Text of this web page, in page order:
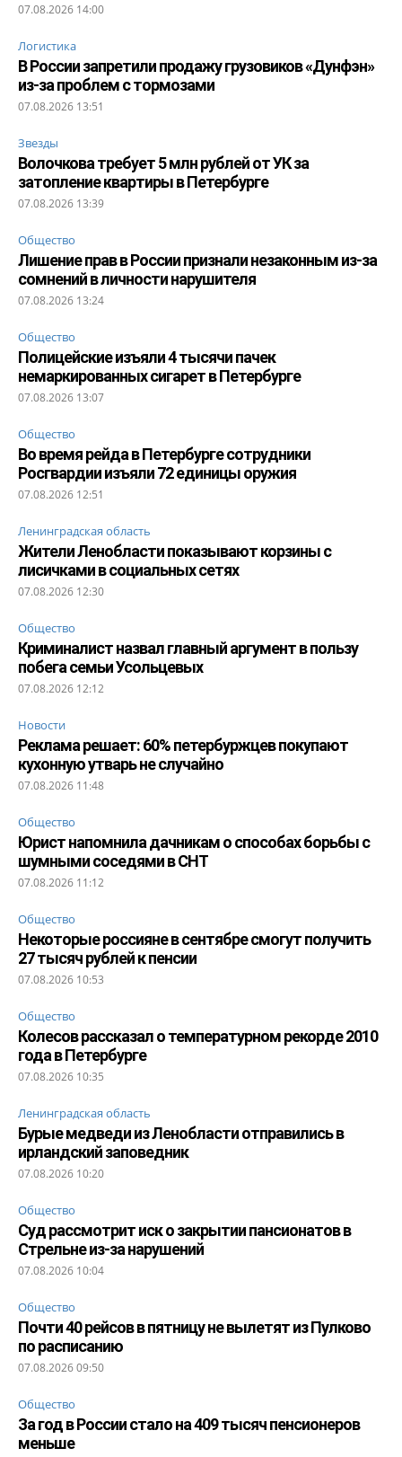
07.08.2026 14:00
Логистика
В России запретили продажу грузовиков «Дунфэн»
из-за проблем с тормозами
07.08.2026 13:51
Звезды
Волочкова требует 5 млн рублей от УК за
затопление квартиры в Петербурге
07.08.2026 13:39
Общество
Лишение прав в России признали незаконным из-за
сомнений в личности нарушителя
07.08.2026 13:24
Общество
Полицейские изъяли 4 тысячи пачек
немаркированных сигарет в Петербурге
07.08.2026 13:07
Общество
Во время рейда в Петербурге сотрудники
Росгвардии изъяли 72 единицы оружия
07.08.2026 12:51
Ленинградская область
Жители Ленобласти показывают корзины с
лисичками в социальных сетях
07.08.2026 12:30
Общество
Криминалист назвал главный аргумент в пользу
побега семьи Усольцевых
07.08.2026 12:12
Новости
Реклама решает: 60% петербуржцев покупают
кухонную утварь не случайно
07.08.2026 11:48
Общество
Юрист напомнила дачникам о способах борьбы с
шумными соседями в СНТ
07.08.2026 11:12
Общество
Некоторые россияне в сентябре смогут получить
27 тысяч рублей к пенсии
07.08.2026 10:53
Общество
Колесов рассказал о температурном рекорде 2010
года в Петербурге
07.08.2026 10:35
Ленинградская область
Бурые медведи из Ленобласти отправились в
ирландский заповедник
07.08.2026 10:20
Общество
Суд рассмотрит иск о закрытии пансионатов в
Стрельне из-за нарушений
07.08.2026 10:04
Общество
Почти 40 рейсов в пятницу не вылетят из Пулково
по расписанию
07.08.2026 09:50
Общество
За год в России стало на 409 тысяч пенсионеров
меньше